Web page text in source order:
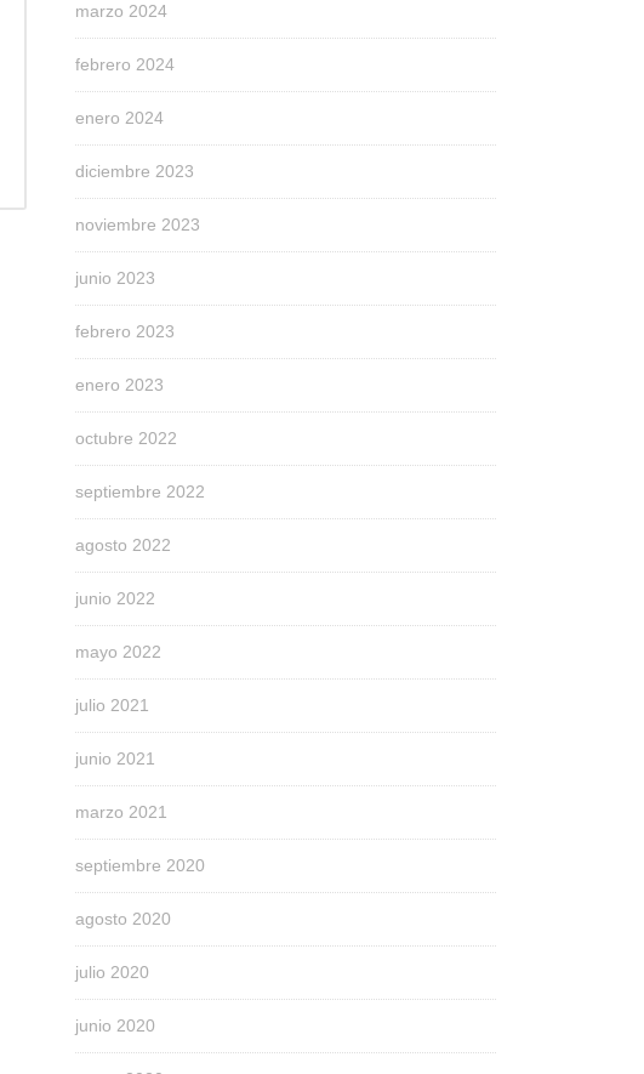
marzo 2024
febrero 2024
enero 2024
diciembre 2023
noviembre 2023
junio 2023
febrero 2023
enero 2023
octubre 2022
septiembre 2022
agosto 2022
junio 2022
mayo 2022
julio 2021
junio 2021
marzo 2021
septiembre 2020
agosto 2020
julio 2020
junio 2020